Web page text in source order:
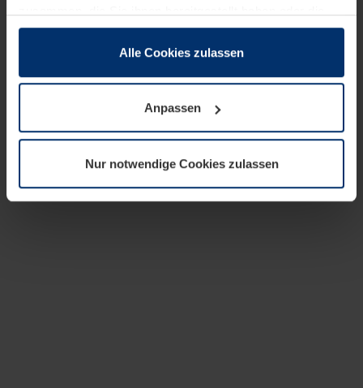
sie im Rahmen Ihrer Nutzung der Dienste gesammelt
wenn diese für den Betrieb dieser Seite unbedingt
notwendig sind. Für alle anderen Cookie-Typen benötigen
wir Ihre Erlaubnis. Ihre Einwilligung können Sie jederzeit
Datenschutzerklärungunserer Website ändern oder
widerrufen.
Alle Cookies zulassen
Anpassen
Nur notwendige Cookies zulassen